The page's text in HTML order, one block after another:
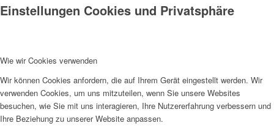
Einstellungen Cookies und Privatsphäre
Wie wir Cookies verwenden
Wir können Cookies anfordern, die auf Ihrem Gerät eingestellt werden. Wir
verwenden Cookies, um uns mitzuteilen, wenn Sie unsere Websites
besuchen, wie Sie mit uns interagieren, Ihre Nutzererfahrung verbessern und
Ihre Beziehung zu unserer Website anpassen.